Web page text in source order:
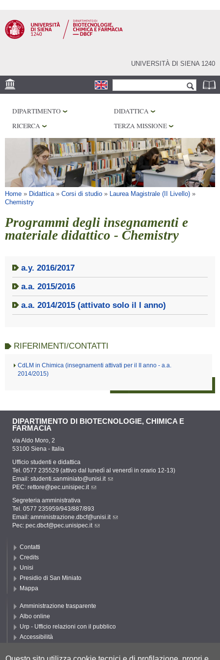
contenuto
principale
UNIVERSITÀ DI SIENA 1240
Form di ricerca
CENTRI DI RICERCA
LABORATORI
BIBLIOTECHE
SERVIZI
DIPARTIMENTO
DIDATTICA
RICERCA
TERZA MISSIONE
Tu sei qui
Home » Didattica» Corsi di studio » Laurea Magistrale (II Livello) »
Chemistry
Programmi degli insegnamenti e
materiale didattico - Chemistry
a.y. 2016/2017
a.a. 2015/2016
a.a. 2014/2015 (attivato solo il I anno)
RIFERIMENTI/CONTATTI
CdLM in Chimica (insegnamenti attivati per il II anno - a.a.
2014/2015)
DIPARTIMENTO DI BIOTECNOLOGIE, CHIMICA E
FARMACIA
via Aldo Moro, 2
53100 Siena - Italia
Ufficio studenti e didattica
Tel. 0577 235529 (attivo dal lunedì al venerdì in orario 12-13)
Email: studenti.sanminiato@unisi.it
PEC: rettore@pec.unisipec.it
Segreteria amministrativa
Tel. 0577 235959/943/887/893
Email: amministrazione.dbcf@unisi.it
Pec: pec.dbcf@pec.unisipec.it
Contatti
Credits
Unisi
Presidio di San Miniato
Mappa
Amministrazione trasparente
Albo online
Urp - Ufficio relazioni con il pubblico
Accessibilità
Cookie settings